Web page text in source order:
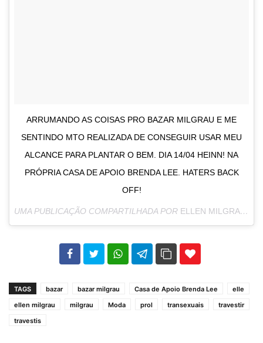
ARRUMANDO AS COISAS PRO BAZAR MILGRAU E ME
SENTINDO MTO REALIZADA DE CONSEGUIR USAR MEU
ALCANCE PARA PLANTAR O BEM. DIA 14/04 HEINN! NA
PRÓPRIA CASA DE APOIO BRENDA LEE. HATERS BACK
OFF!
UMA PUBLICAÇÃO COMPARTILHADA POR ELLEN MILGRAU
102 35
TAGS bazar bazar milgrau Casa de Apoio Brenda Lee
elle
ellen milgrau
milgrau Moda prol transexuais
travestir
travestis